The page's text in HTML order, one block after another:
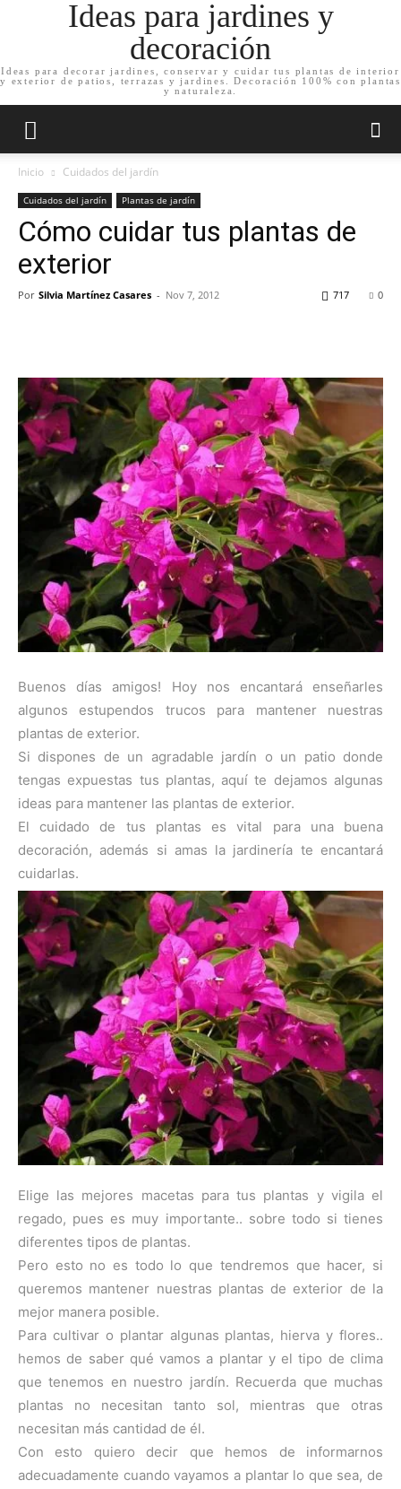
Ideas para jardines y
decoración
Ideas para decorar jardines, conservar y cuidar tus plantas de interior
y exterior de patios, terrazas y jardines. Decoración 100% con plantas
y naturaleza.
Inicio Cuidados del jardín
Cuidados del jardín Plantas de jardín
Cómo cuidar tus plantas de
exterior
Por Silvia Martínez Casares - Nov 7, 2012 0
717
Buenos días amigos! Hoy nos encantará enseñarles
algunos estupendos trucos para mantener nuestras
plantas de exterior.
Si dispones de un agradable jardín o un patio donde
tengas expuestas tus plantas, aquí te dejamos algunas
ideas para mantener las plantas de exterior.
El cuidado de tus plantas es vital para una buena
decoración, además si amas la jardinería te encantará
cuidarlas.
Elige las mejores macetas para tus plantas y vigila el
regado, pues es muy importante.. sobre todo si tienes
diferentes tipos de plantas.
Pero esto no es todo lo que tendremos que hacer, si
queremos mantener nuestras plantas de exterior de la
mejor manera posible.
Para cultivar o plantar algunas plantas, hierva y flores..
hemos de saber qué vamos a plantar y el tipo de clima
que tenemos en nuestro jardín. Recuerda que muchas
plantas no necesitan tanto sol, mientras que otras
necesitan más cantidad de él.
Con esto quiero decir que hemos de informarnos
adecuadamente cuando vayamos a plantar lo que sea, de